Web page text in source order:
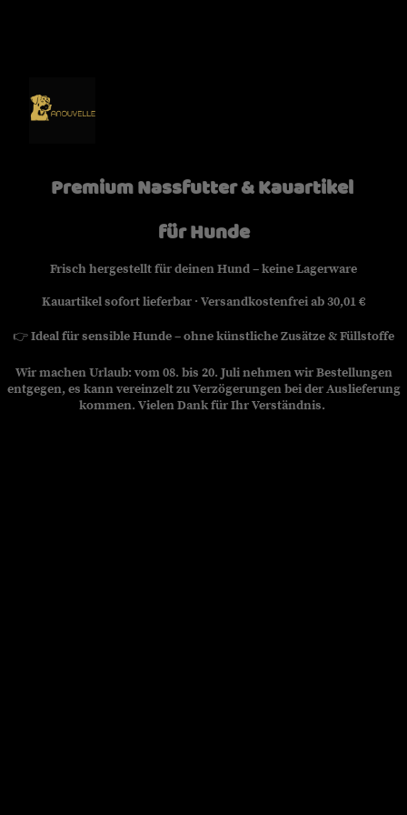
Premium Nassfutter & Kauartikel
für Hunde
Frisch hergestellt für deinen Hund – keine Lagerware
Kauartikel sofort lieferbar · Versandkostenfrei ab 30,01 €
👉Ideal für sensible Hunde – ohne künstliche Zusätze & Füllstoffe
Wir machen Urlaub: vom 08. bis 20. Juli nehmen wir Bestellungen
entgegen, es kann vereinzelt zu Verzögerungen bei der Auslieferung
kommen. Vielen Dank für Ihr Verständnis.